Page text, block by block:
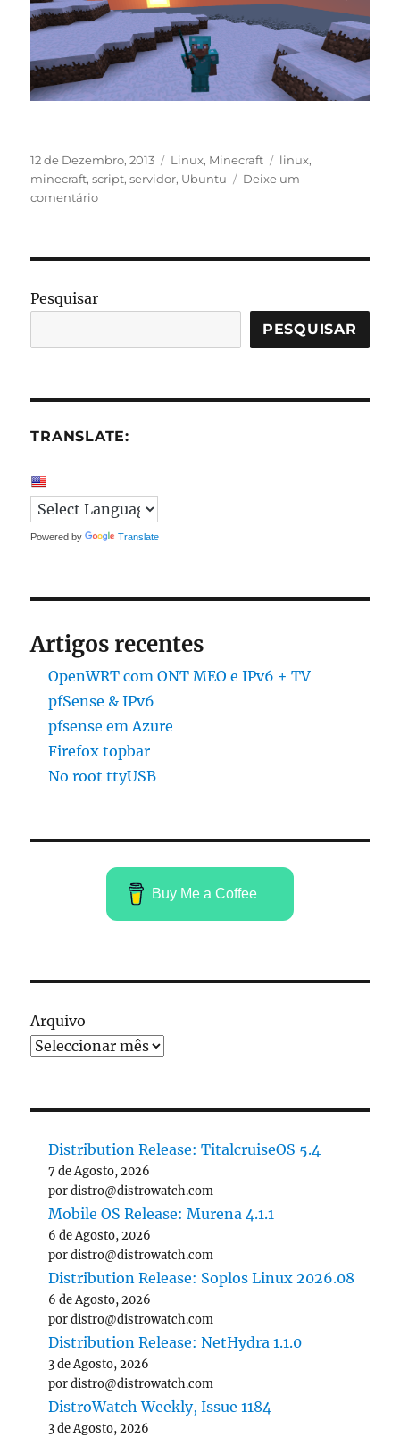
Publicado
em
12 de Dezembro, 2013 Categorias
Linux, Minecraft Etiquetas
linux,
minecraft,script,servidor, Ubuntu
Deixe um
comentáriosobre
Pesquisar
PESQUISAR
TRANSLATE:
Powered by Translate
Artigos recentes
OpenWRT com ONT MEO e IPv6 + TV
pfSense & IPv6
pfsense em Azure
Firefox topbar
No root ttyUSB
Buy Me a Coffee
Arquivo
Distribution Release: TitalcruiseOS 5.4
7 de Agosto, 2026
por distro@distrowatch.com
Mobile OS Release: Murena 4.1.1
6 de Agosto, 2026
por distro@distrowatch.com
Distribution Release: Soplos Linux 2026.08
6 de Agosto, 2026
por distro@distrowatch.com
Distribution Release: NetHydra 1.1.0
3 de Agosto, 2026
por distro@distrowatch.com
DistroWatch Weekly, Issue 1184
3 de Agosto, 2026